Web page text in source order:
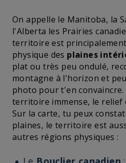
On appelle le Manitoba, la
l'Alberta les Prairies
territoire est
physique des plaines
plat ou très peu ondulé,
montagne à l'horizon et
photo pour t'en convaincre.
territoire immense, le relief
Sur la carte, tu peux
plaines, le territoire est
autres régions physiques :